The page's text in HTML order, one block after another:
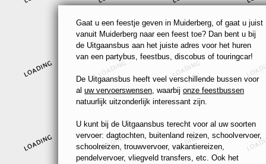
Gaat u een feestje geven in Muiderberg, of gaat u juist
vanuit Muiderberg naar een feest toe? Dan bent u bij
de Uitgaansbus aan het juiste adres voor het huren
van een partybus, feestbus, discobus of touringcar!
De Uitgaansbus heeft veel verschillende bussen voor
al uw vervoerswensen, waarbij onze feestbussen
natuurlijk uitzonderlijk interessant zijn.
U kunt bij de Uitgaansbus terecht voor al uw soorten
vervoer: dagtochten, buitenland reizen, schoolvervoer,
schoolreizen, trouwvervoer, vakantiereizen,
pendelvervoer, vliegveld transfers, etc. Ook het